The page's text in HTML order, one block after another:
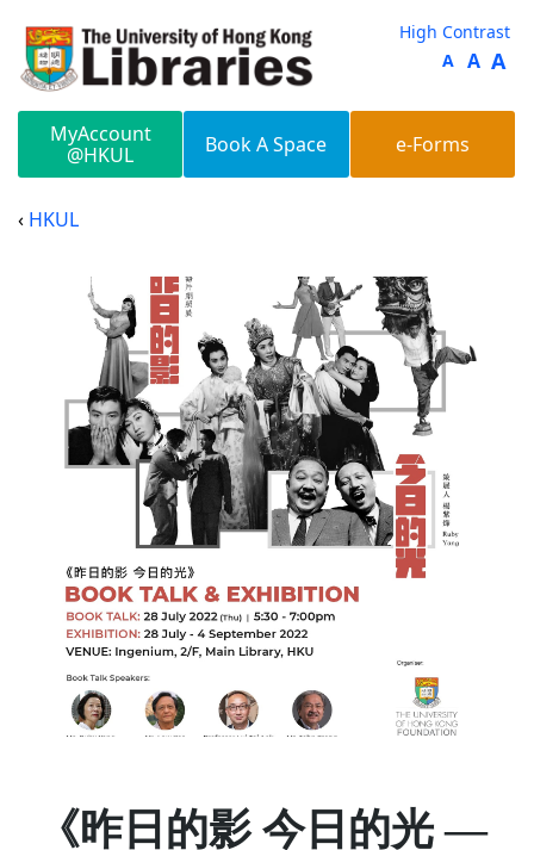
High Contrast
A A A
MyAccount
@HKUL
Book A Space e-Forms
HKUL
《昨日的影 今日的光 —